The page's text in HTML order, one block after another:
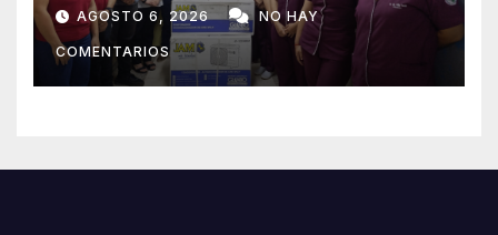
Concepción
AGOSTO 6, 2026 NO HAY
COMENTARIOS